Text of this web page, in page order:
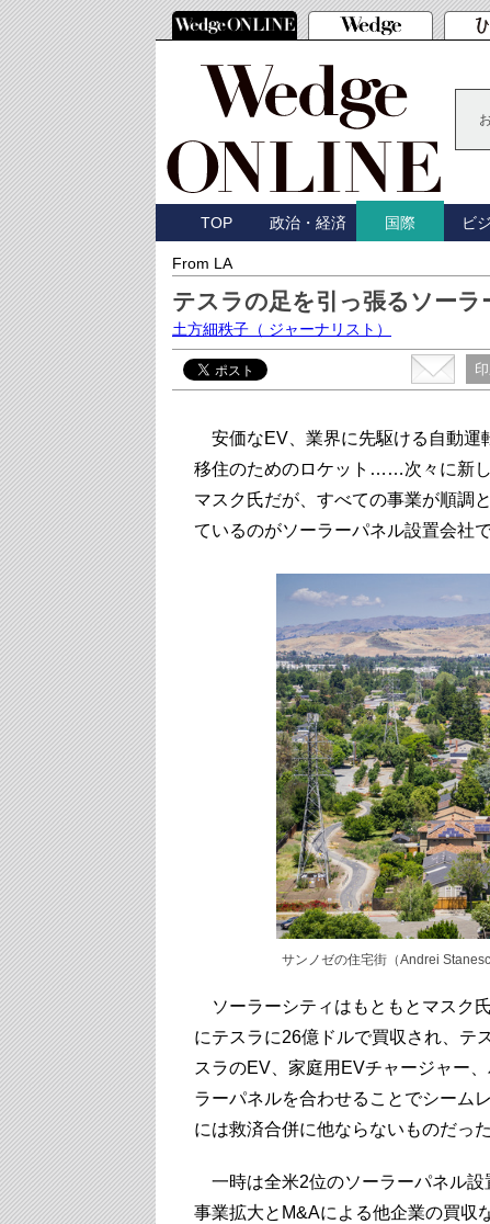
TOP 政治・経済 国際 ビ
From LA
テスラの足を引っ張るソーラ
土方細秩子 （ ジャーナリスト）
安価なEV、業界に先駆ける自動運
移住のためのロケット……次々に新
マスク氏だが、すべての事業が順調
ているのがソーラーパネル設置会社
サンノゼの住宅街（Andrei
ソーラーシティはもともとマスク
にテスラに26億ドルで買収され、テ
スラのEV、家庭用EVチャージャー
ラーパネルを合わせることでシーム
には救済合併に他ならないものだった
一時は全米2位のソーラーパネル設
事業拡大とM&Aによる他企業の買収